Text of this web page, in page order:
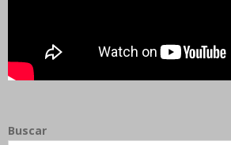
Buscar